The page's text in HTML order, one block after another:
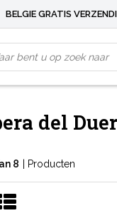
BELGIE GRATIS
del
8 | Producten